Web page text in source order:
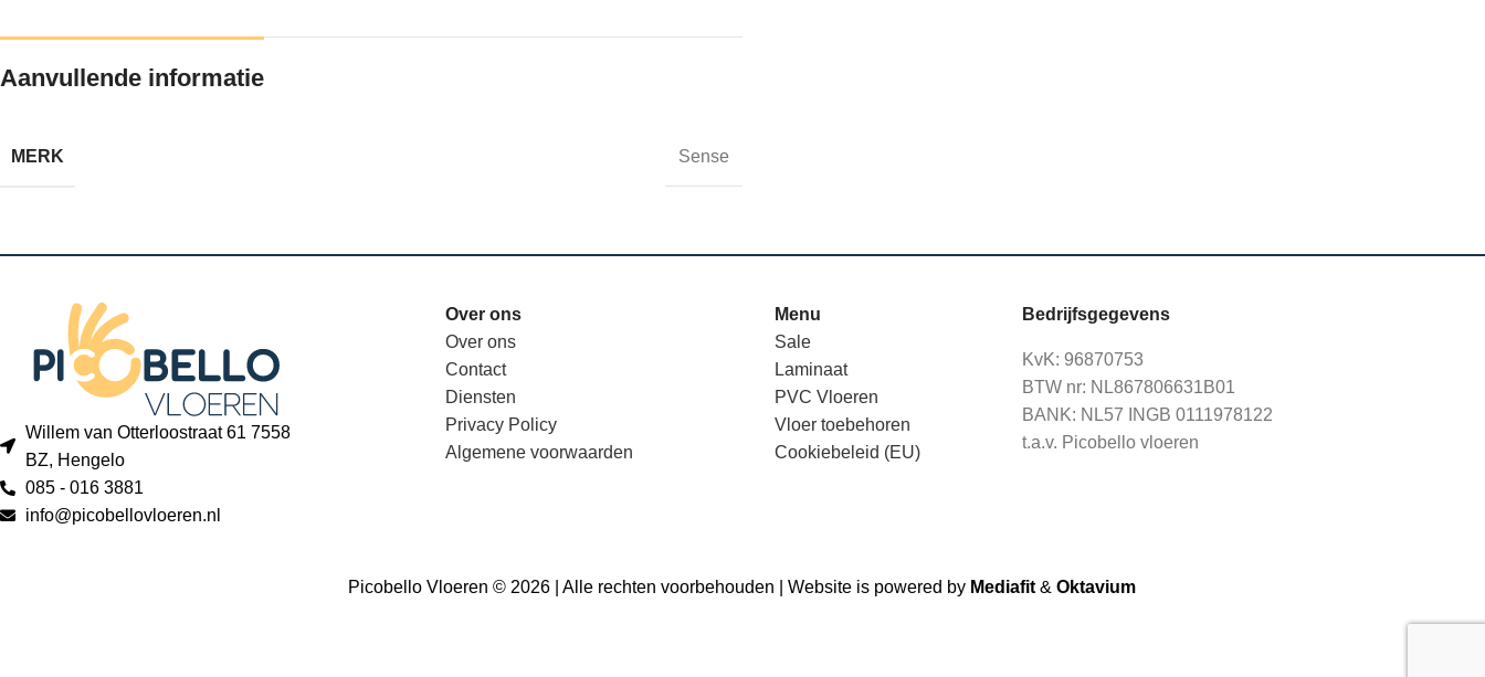
Aanvullende informatie
MERK Sense
Willem van Otterloostraat 61 7558
BZ, Hengelo
085 - 016 3881
info@picobellovloeren.nl
Over ons
Over ons
Contact
Diensten
Privacy Policy
Algemene voorwaarden
Menu
Sale
Laminaat
PVC Vloeren
Vloer toebehoren
Cookiebeleid (EU)
Bedrijfsgegevens
KvK: 96870753
BTW nr: NL867806631B01
BANK: NL57 INGB 0111978122
t.a.v. Picobello vloeren
Picobello Vloeren © 2026 | Alle rechten voorbehouden | Website is powered by Mediafit &Oktavium